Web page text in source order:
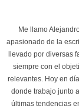
Me llamo
apasionado de la
llevado por diversas
siempre con el
relevantes. Hoy en
donde trabajo junto
últimas tendencias